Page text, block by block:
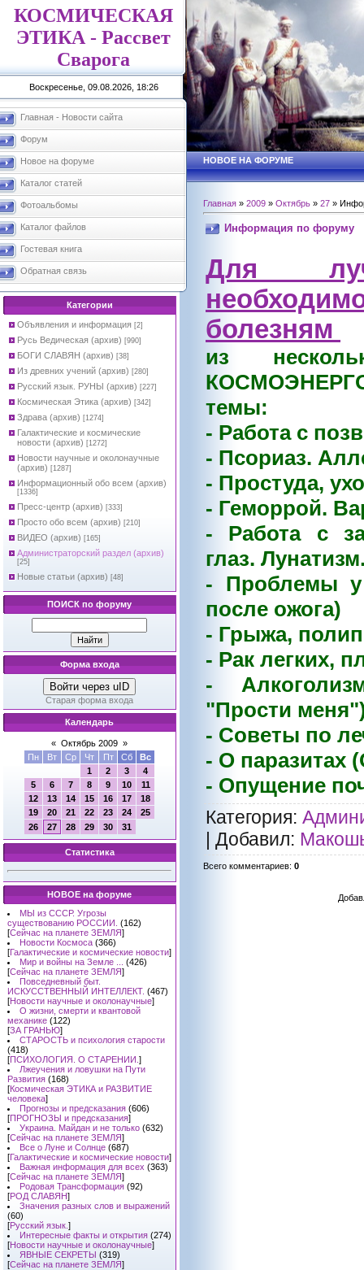
КОСМИЧЕСКАЯ
ЭТИКА - Рассвет
Сварога
Воскресенье, 09.08.2026, 18:26
Главная - Новости сайта
Форум
Новое на форуме
Каталог статей
Фотоальбомы
Каталог файлов
Гостевая книга
Обратная связь
Категории
Объявления и информация [2]
Русь Ведическая (архив) [990]
БОГИ СЛАВЯН (архив) [38]
Из древних учений (архив) [280]
Русский язык. РУНЫ (архив) [227]
Космическая Этика (архив) [342]
Здрава (архив) [1274]
Галактические и космические
новости (архив) [1272]
Новости научные и околонаучные
(архив) [1287]
Информационный обо всем (архив)
[1336]
Пресс-центр (архив) [333]
Просто обо всем (архив) [210]
ВИДЕО (архив) [165]
Администраторский раздел (архив)
[25]
Новые статьи (архив) [48]
ПОИСК по форуму
Форма входа
Войти через uID
Старая форма входа
Календарь
« Октябрь 2009 »
Пн
Вт Ср Чт Пт Сб
Вс
1
2 3
4
5
6 7 8 9 10
11
12
13 14 15 16 17
18
19
20 21 22 23 24
25
26
27 28 29 30 31
Статистика
НОВОЕ на форуме
МЫ из СССР. Угрозы
существованию РОССИИ. (162)
[Сейчас на планете ЗЕМЛЯ]
Новости Космоса (366)
[Галактические и космические новости]
Мир и войны на Земле ...
(426)
[Сейчас на планете ЗЕМЛЯ]
Повседневный быт.
ИСКУССТВЕННЫЙ ИНТЕЛЛЕКТ. (467)
[Новости научные и околонаучные]
О жизни, смерти и квантовой
механике (122)
[ЗА ГРАНЬЮ]
СТАРОСТЬ и психология старости
(418)
[ПСИХОЛОГИЯ. О СТАРЕНИИ. ]
Лжеучения и ловушки на Пути
Развития (168)
[Космическая ЭТИКА и РАЗВИТИЕ
человека]
Прогнозы и предсказания (606)
[ПРОГНОЗЫ и предсказания]
Украина. Майдан и не только (632)
[Сейчас на планете ЗЕМЛЯ]
Все о Луне и Солнце (687)
[Галактические и космические новости]
Важная информация для всех (363)
[Сейчас на планете ЗЕМЛЯ]
Родовая Трансформация (92)
[РОД СЛАВЯН]
Значения разных слов и выражений
(60)
[Русский язык. ]
Интересные факты и открытия (274)
[Новости научные и околонаучные]
ЯВНЫЕ СЕКРЕТЫ (319)
[Сейчас на планете ЗЕМЛЯ]
НОВОЕ НА ФОРУМЕ
Главная » 2009 » Октябрь » 27 »
Информация по форуму
Для
болезням
из
темы:
- Работа с
- Псориаз.
- Простуда,
- Геморрой.
- Работа с
глаз.
- Проблемы у
после ожога)
- Грыжа,
- Рак легких,
-
"Прости
- Советы по
- О паразитах
- Опущение
Категория:
| Добавил:
Всего комментариев: 0